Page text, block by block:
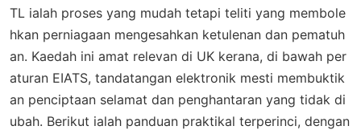
TL ialah proses yang mudah tetapi teliti yang membole
hkan perniagaan mengesahkan ketulenan dan pematuh
an. Kaedah ini amat relevan di UK kerana, di bawah per
aturan EIATS, tandatangan elektronik mesti membuktik
an penciptaan selamat dan penghantaran yang tidak di
ubah. Berikut ialah panduan praktikal terperinci, dengan